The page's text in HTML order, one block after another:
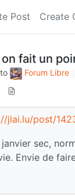
Post Create
fait un
Forum Libre
jlai.lu/post/
sec,
Envie de